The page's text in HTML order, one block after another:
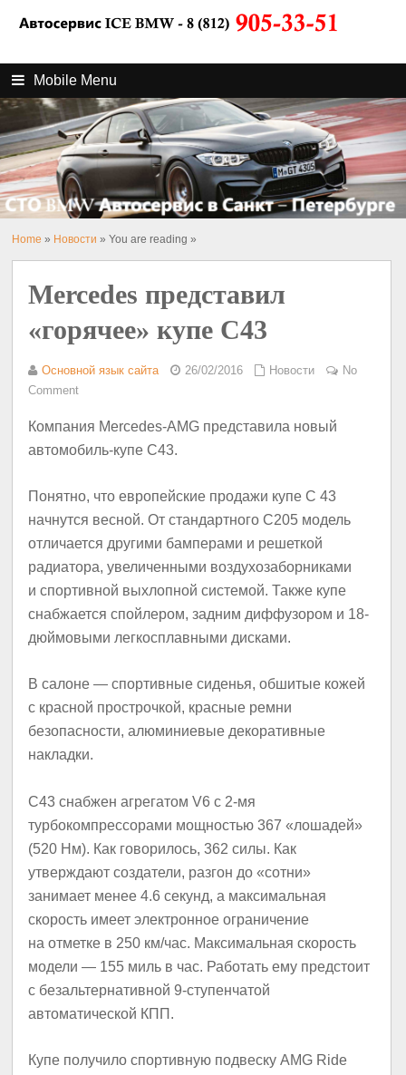
Mobile Menu
Home » Новости » You are reading »
Mercedes представил
«горячее» купе C43
Основной язык сайта 26/02/2016 Новости
No
Comment
Компания Mercedes-AMG представила новый
автомобиль-купе C43.
Понятно, что европейские продажи купе С 43
начнутся весной. От стандартного C205 модель
отличается другими бамперами и решеткой
радиатора, увеличенными воздухозаборниками
и спортивной выхлопной системой. Также купе
снабжается спойлером, задним диффузором и 18-
дюймовыми легкосплавными дисками.
В салоне — спортивные сиденья, обшитые кожей
с красной прострочкой, красные ремни
безопасности, алюминиевые декоративные
накладки.
C43 снабжен агрегатом V6 с 2-мя
турбокомпрессорами мощностью 367 «лошадей»
(520 Нм). Как говорилось, 362 силы. Как
утверждают создатели, разгон до «сотни»
занимает менее 4.6 секунд, а максимальная
скорость имеет электронное ограничение
на отметке в 250 км/час. Максимальная скорость
модели — 155 миль в час. Работать ему предстоит
с безальтернативной 9-ступенчатой
автоматической КПП.
Купе получило спортивную подвеску AMG Ride